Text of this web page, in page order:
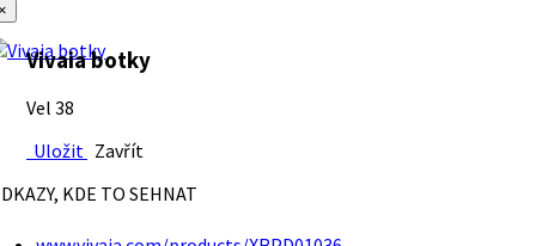
Vivaia botky
Vel 38
Uložit Zavřít
KDE TO SEHNAT